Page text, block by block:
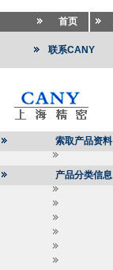
首页
联系CANY
索取产品资料
产品分类信息